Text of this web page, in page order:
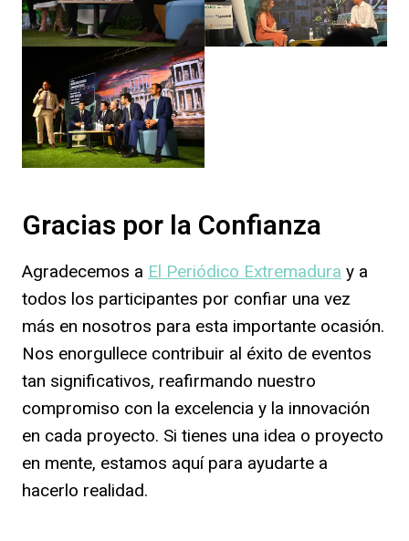
Gracias por la Confianza
Agradecemos a El Periódico Extremadura y a
todos los participantes por confiar una vez
más en nosotros para esta importante ocasión.
Nos enorgullece contribuir al éxito de eventos
tan significativos, reafirmando nuestro
compromiso con la excelencia y la innovación
en cada proyecto. Si tienes una idea o proyecto
en mente, estamos aquí para ayudarte a
hacerlo realidad.